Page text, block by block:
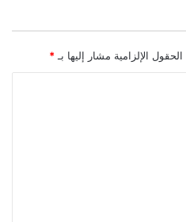
الحقول الإلزامية مشار إليها بـ *